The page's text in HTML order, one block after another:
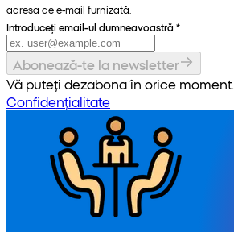
adresa de e-mail furnizată.
Introduceți email-ul dumneavoastră *
Abonează-te la newsletter
Vă puteți dezabona în orice moment.
Confidențialitate